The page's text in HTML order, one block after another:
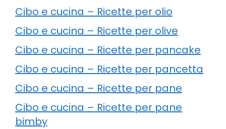
Cibo e cucina – Ricette per olio
Cibo e cucina – Ricette per olive
Cibo e cucina – Ricette per pancake
Cibo e cucina – Ricette per pancetta
Cibo e cucina – Ricette per pane
Cibo e cucina – Ricette per pane
bimby